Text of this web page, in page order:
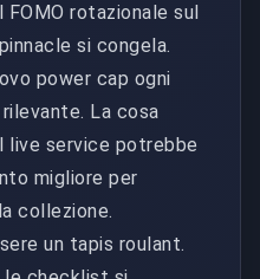
rotazionale sul
si congela.
power cap ogni
La cosa
live service potrebbe
migliore per
collezione.
un tapis roulant.